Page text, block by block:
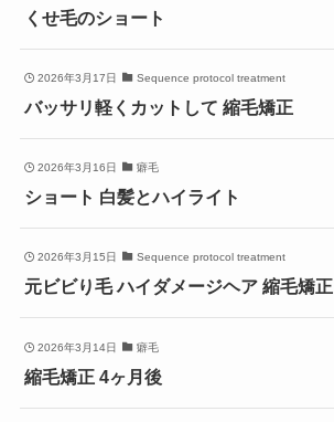
くせ毛のショート
2026年3月17日 Sequence protocol treatment
バッサリ軽くカットして 縮毛矯正
2026年3月16日 癖毛
ショート 白髪とハイライト
2026年3月15日 Sequence protocol treatment
元ビビり毛 ハイダメージヘア 縮毛矯正
2026年3月14日 癖毛
縮毛矯正 4ヶ月後